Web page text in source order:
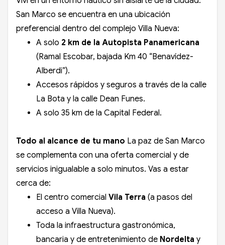
San Marco se encuentra en una ubicación
preferencial dentro del complejo Villa Nueva:
A solo 2 km de la Autopista Panamericana
(Ramal Escobar, bajada Km 40 “Benavídez-
Alberdi”).
Accesos rápidos y seguros a través de la calle
La Bota y la calle Dean Funes.
A solo 35 km de la Capital Federal.
Todo al alcance de tu mano La paz de San Marco
se complementa con una oferta comercial y de
servicios inigualable a solo minutos. Vas a estar
cerca de:
El centro comercial Vila Terra (a pasos del
acceso a Villa Nueva).
Toda la infraestructura gastronómica,
bancaria y de entretenimiento de Nordelta y